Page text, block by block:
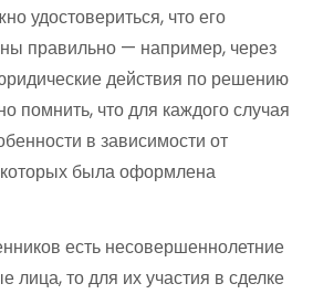
удостовериться, что его
правильно — например, через
действия по решению
помнить, что для каждого случая
в зависимости от
которых была оформлена
есть несовершеннолетние
лица, то для их участия в сделке